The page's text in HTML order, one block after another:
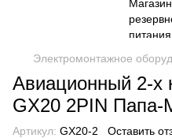
Электромонтажное
Авиационный 2-х
GX20 2PIN
Артикул: GX20-2 Оставить